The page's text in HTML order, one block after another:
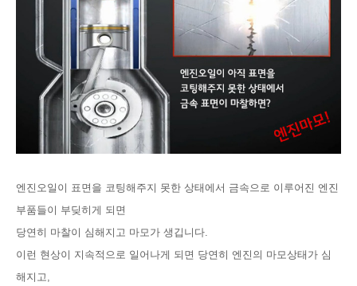
엔진오일이 표면을 코팅해주지 못한 상태에서 금속으로 이루어진 엔진
부품들이 부딪히게 되면
당연히 마찰이 심해지고 마모가 생깁니다.
이런 현상이 지속적으로 일어나게 되면 당연히 엔진의 마모상태가 심
해지고,